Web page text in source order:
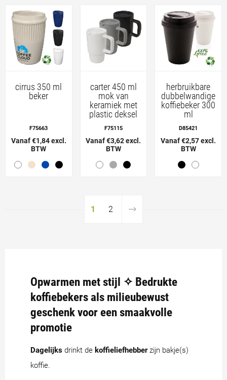
cirrus 350 ml
beker
F75663
Vanaf €1,84 excl.
BTW
carter 450 ml
mok van
keramiek met
plastic deksel
F75115
Vanaf €3,62 excl.
BTW
herbruikbare
dubbelwandige
koffiebeker 300
ml
D85421
Vanaf €2,57 excl.
BTW
1 2
Opwarmen met stijl ✧ Bedrukte
koffiebekers als milieubewust
geschenk voor een smaakvolle
promotie
Dagelijks drinkt de koffieliefhebberzijn bakje(s)
koffie.